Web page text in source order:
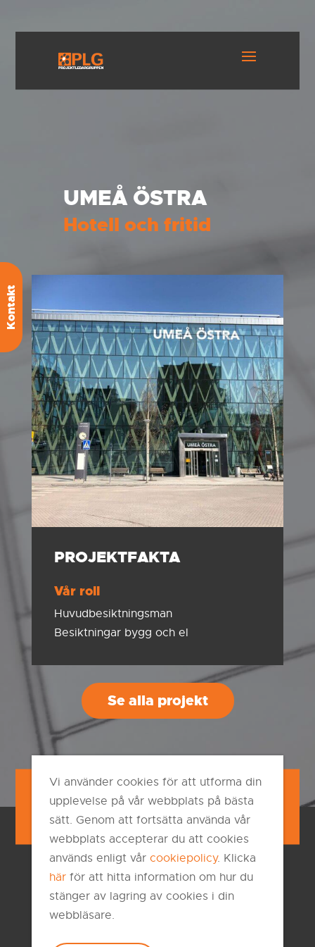
UMEÅ ÖSTRA
Hotell och fritid
PROJEKTFAKTA
Vår roll
Huvudbesiktningsman
Besiktningar bygg och el
Se alla projekt
Hitta till oss Mejla oss
Kontakt
Vi använder cookies för att utforma din
upplevelse på vår webbplats på bästa
sätt. Genom att fortsätta använda vår
webbplats accepterar du att cookies
används enligt vår cookiepolicy. Klicka
härför att hitta information om hur du
stänger av lagring av cookies i din
webbläsare.